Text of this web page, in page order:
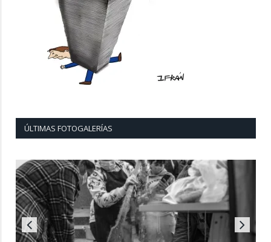
ÚLTIMAS FOTOGALERÍAS